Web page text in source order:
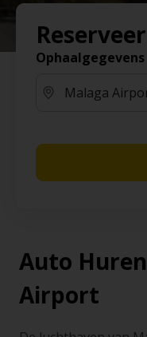
Ophaalgegevens
Auto
Airport